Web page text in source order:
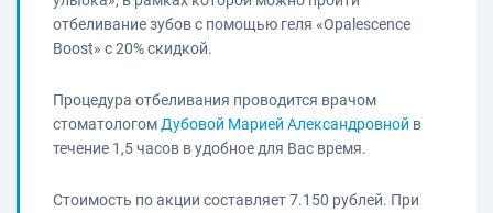
отбеливание зубов с помощью геля «Opalescence
Boost» с 20% скидкой.
Процедура отбеливания проводится врачом
стоматологом Дубовой Марией Александровной в
течение 1,5 часов в удобное для Вас время.
Стоимость по акции составляет 7.150 рублей. При